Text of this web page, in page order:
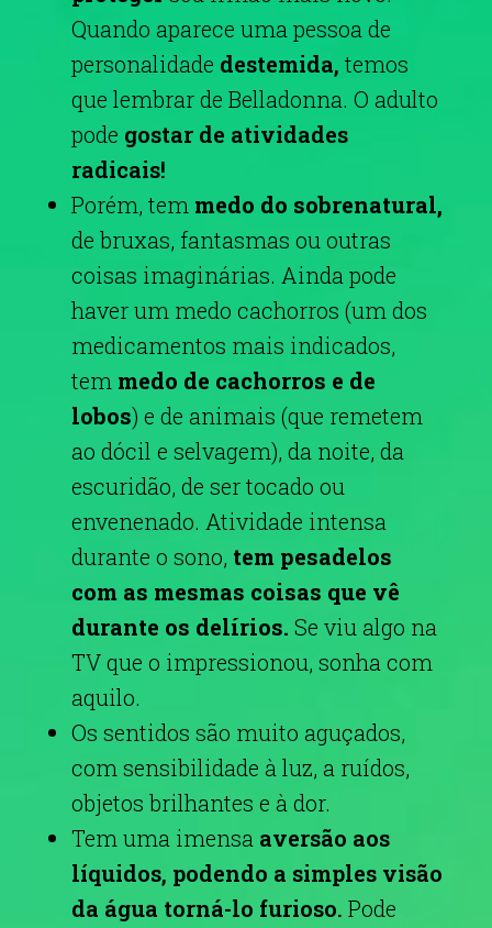
Quando aparece uma pessoa de
personalidade destemida, temos
que lembrar de Belladonna. O adulto
pode gostar de atividades
radicais!
Porém, tem medo do sobrenatural,
de bruxas, fantasmas ou outras
coisas imaginárias. Ainda pode
haver um medo cachorros (um dos
medicamentos mais indicados,
tem medo de cachorros e de
lobos) e de animais (que remetem
ao dócil e selvagem), da noite, da
escuridão, de ser tocado ou
envenenado. Atividade intensa
durante o sono, tem pesadelos
com as mesmas coisas que vê
durante os delírios. Se viu algo na
TV que o impressionou, sonha com
aquilo.
Os sentidos são muito aguçados,
com sensibilidade à luz, a ruídos,
objetos brilhantes e à dor.
Tem uma imensa aversão aos
líquidos, podendo a simples visão
da água torná-lo furioso. Pode